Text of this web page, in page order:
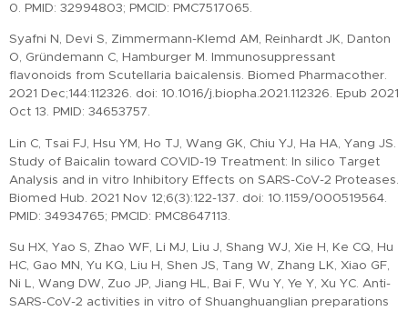
0. PMID: 32994803; PMCID: PMC7517065.
Syafni N, Devi S, Zimmermann-Klemd AM, Reinhardt JK, Danton
O, Gründemann C, Hamburger M. Immunosuppressant
flavonoids from Scutellaria baicalensis. Biomed Pharmacother.
2021 Dec;144:112326. doi: 10.1016/j.biopha.2021.112326. Epub 2021
Oct 13. PMID: 34653757.
Lin C, Tsai FJ, Hsu YM, Ho TJ, Wang GK, Chiu YJ, Ha HA, Yang JS.
Study of Baicalin toward COVID-19 Treatment: In silico Target
Analysis and in vitro Inhibitory Effects on SARS-CoV-2 Proteases.
Biomed Hub. 2021 Nov 12;6(3):122-137. doi: 10.1159/000519564.
PMID: 34934765; PMCID: PMC8647113.
Su HX, Yao S, Zhao WF, Li MJ, Liu J, Shang WJ, Xie H, Ke CQ, Hu
HC, Gao MN, Yu KQ, Liu H, Shen JS, Tang W, Zhang LK, Xiao GF,
Ni L, Wang DW, Zuo JP, Jiang HL, Bai F, Wu Y, Ye Y, Xu YC. Anti-
SARS-CoV-2 activities in vitro of Shuanghuanglian preparations